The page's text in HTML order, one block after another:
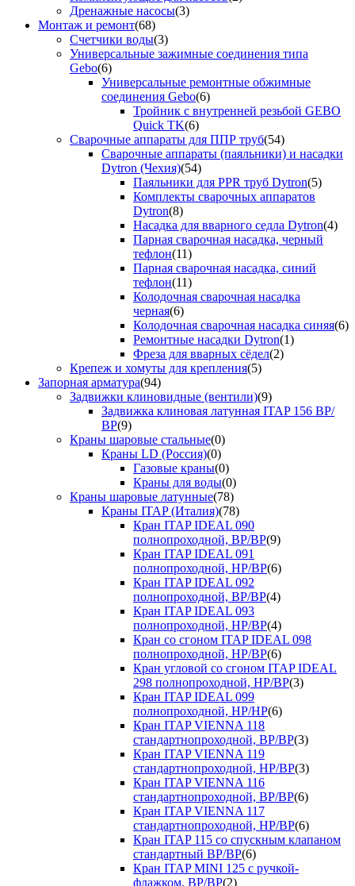
Дренажные насосы(3)
Монтаж и ремонт(68)
Счетчики воды(3)
Универсальные зажимные соединения типа
Gebo(6)
Универсальные ремонтные обжимные
соединения Gebo(6)
Тройник с внутренней резьбой GEBO
Quick TK(6)
Сварочные аппараты для ППР труб(54)
Сварочные аппараты (паяльники) и насадки
Dytron (Чехия)(54)
Паяльники для PPR труб Dytron(5)
Комплекты сварочных аппаратов
Dytron(8)
Насадка для вварного седла Dytron(4)
Парная сварочная насадка, черный
тефлон(11)
Парная сварочная насадка, синий
тефлон(11)
Колодочная сварочная насадка
черная(6)
Колодочная сварочная насадка синяя(6)
Ремонтные насадки Dytron(1)
Фреза для вварных сёдел(2)
Крепеж и хомуты для крепления(5)
Запорная арматура(94)
Задвижки клиновидные (вентили)(9)
Задвижка клиновая латунная ITAP 156 ВР/
ВР(9)
Краны шаровые стальные(0)
Краны LD (Россия)(0)
Газовые краны(0)
Краны для воды(0)
Краны шаровые латунные(78)
Краны ITAP (Италия)(78)
Кран ITAP IDEAL 090
полнопроходной, ВР/ВР(9)
Кран ITAP IDEAL 091
полнопроходной, НР/ВР(6)
Кран ITAP IDEAL 092
полнопроходной, ВР/ВР(4)
Кран ITAP IDEAL 093
полнопроходной, НР/ВР(4)
Кран со сгоном ITAP IDEAL 098
полнопроходной, НР/ВР(6)
Кран угловой со сгоном ITAP IDEAL
298 полнопроходной, НР/ВР(3)
Кран ITAP IDEAL 099
полнопроходной, НР/НР(6)
Кран ITAP VIENNA 118
стандартнопроходной, ВР/ВР(3)
Кран ITAP VIENNA 119
стандартнопроходной, НР/ВР(3)
Кран ITAP VIENNA 116
стандартнопроходной, ВР/ВР(6)
Кран ITAP VIENNA 117
стандартнопроходной, НР/ВР(6)
Кран ITAP 115 со спускным клапаном
стандартный ВР/ВР(6)
Кран ITAP MINI 125 с ручкой-
флажком, ВР/ВР(2)